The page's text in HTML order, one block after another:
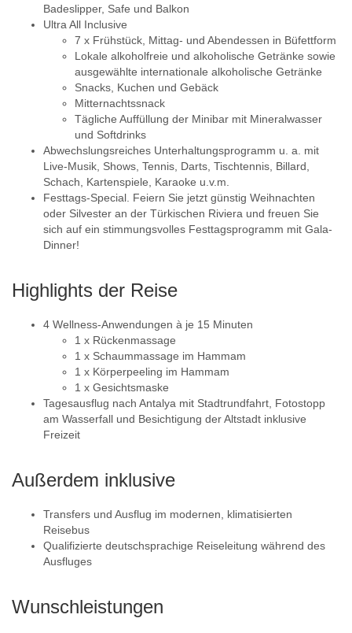
Badeslipper, Safe und Balkon
Ultra All Inclusive
7 x Frühstück, Mittag- und Abendessen in Büfettform
Lokale alkoholfreie und alkoholische Getränke sowie
ausgewählte internationale alkoholische Getränke
Snacks, Kuchen und Gebäck
Mitternachtssnack
Tägliche Auffüllung der Minibar mit Mineralwasser
und Softdrinks
Abwechslungsreiches Unterhaltungsprogramm u. a. mit
Live-Musik, Shows, Tennis, Darts, Tischtennis, Billard,
Schach, Kartenspiele, Karaoke u.v.m.
Festtags-Special. Feiern Sie jetzt günstig Weihnachten
oder Silvester an der Türkischen Riviera und freuen Sie
sich auf ein stimmungsvolles Festtagsprogramm mit Gala-
Dinner!
Highlights der Reise
4 Wellness-Anwendungen à je 15 Minuten
1 x Rückenmassage
1 x Schaummassage im Hammam
1 x Körperpeeling im Hammam
1 x Gesichtsmaske
Tagesausflug nach Antalya mit Stadtrundfahrt, Fotostopp
am Wasserfall und Besichtigung der Altstadt inklusive
Freizeit
Außerdem inklusive
Transfers und Ausflug im modernen, klimatisierten
Reisebus
Qualifizierte deutschsprachige Reiseleitung während des
Ausfluges
Wunschleistungen